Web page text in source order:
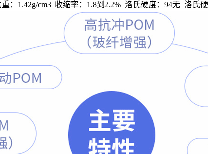
：1.42g/cm3 收缩率：1.8到2.2% 洛氏硬度：94无 洛氏